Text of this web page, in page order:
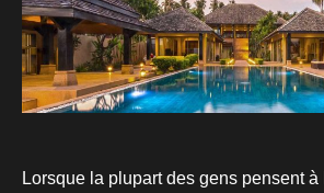
Lorsque la plupart des gens pensent